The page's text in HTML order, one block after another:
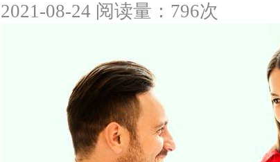
2021-08-24 阅读量：796次